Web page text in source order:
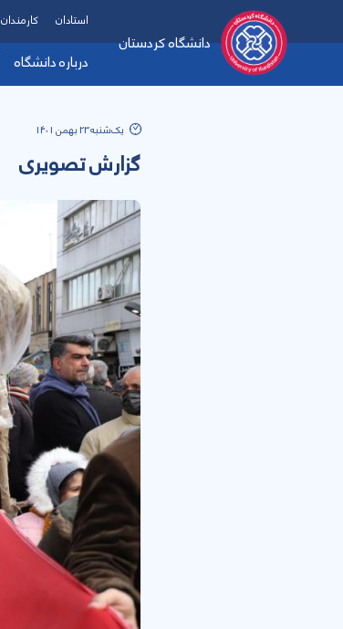
دانشگاه کردستان
درباره دانشگاه
استادان کارمندان
یک‌شنبه 23 بهمن 1401
گزارش تصویری